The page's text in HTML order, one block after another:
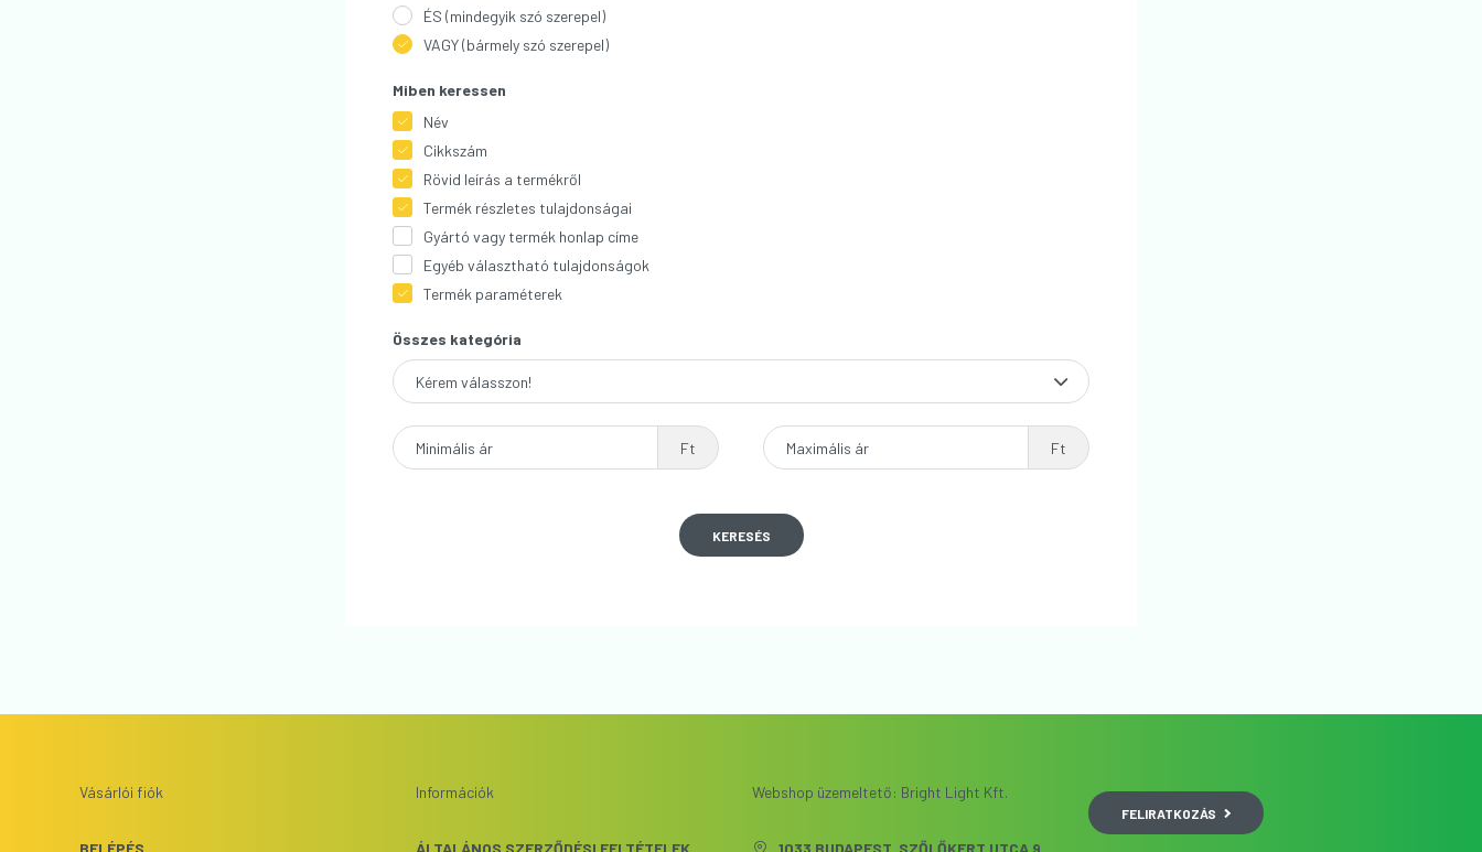
ÉS (mindegyik szó szerepel)
VAGY (bármely szó szerepel)
Miben keressen
Név
Cikkszám
Rövid leírás a termékről
Termék részletes tulajdonságai
Gyártó vagy termék honlap címe
Egyéb választható tulajdonságok
Termék paraméterek
Összes kategória
Minimális ár Ft Maximális ár Ft
KERESÉS
Vásárlói fiók Információk Webshop üzemeltető: Bright Light Kft.
FELIRATKOZÁS